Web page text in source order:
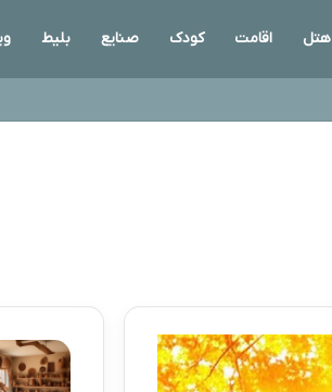
هتل اقامت کودک صنایع بلیط